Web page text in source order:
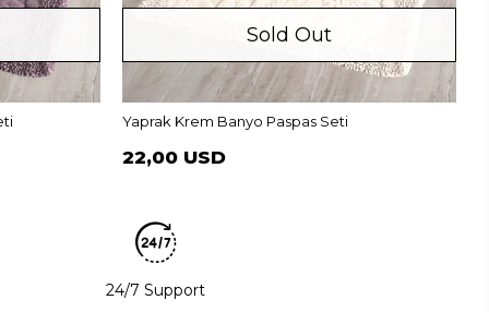
Sold Out
Yaprak Krem Banyo Paspas Seti
22,00 USD
24/7 Support